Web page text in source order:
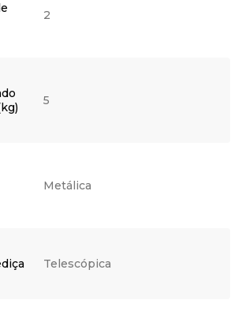
2
5
Metálica
Telescópica